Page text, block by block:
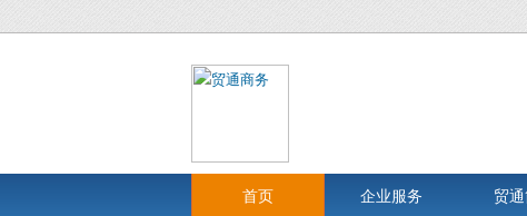
首页 企业服务 贸